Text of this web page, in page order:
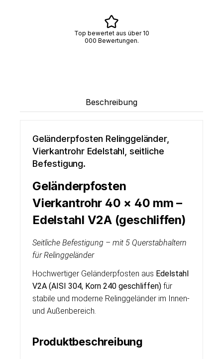
Top bewertet aus über 10
000 Bewertungen.
Beschreibung
Geländerpfosten Relinggeländer,
Vierkantrohr Edelstahl, seitliche
Befestigung.
Geländerpfosten
Vierkantrohr 40 × 40 mm –
Edelstahl V2A (geschliffen)
Seitliche Befestigung – mit 5 Querstabhaltern
für Relinggeländer
Hochwertiger Geländerpfosten aus Edelstahl
V2A (AISI 304, Korn 240 geschliffen) für
stabile und moderne Relinggeländer im Innen-
und Außenbereich.
Produktbeschreibung